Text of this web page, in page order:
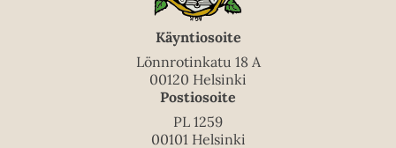
Käyntiosoite
Lönnrotinkatu 18 A
00120 Helsinki
Postiosoite
PL 1259
00101 Helsinki